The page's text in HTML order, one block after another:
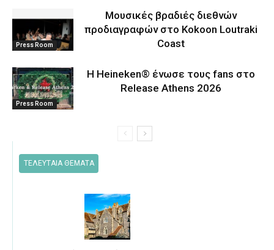
Press Room
Μουσικές βραδιές διεθνών
προδιαγραφών στο Kokoon Loutraki
Coast
Press Room
Η Heineken® ένωσε τους fans στο
Release Athens 2026
ΤΕΛΕΥΤΑΙΑ ΘΕΜΑΤΑ